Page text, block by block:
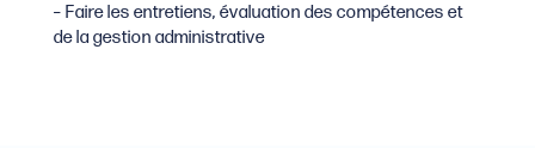
– Faire les entretiens, évaluation des compétences et
de la gestion administrative